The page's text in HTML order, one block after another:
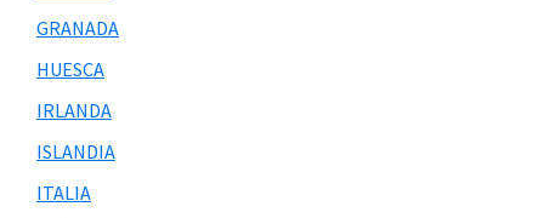
GRANADA
HUESCA
IRLANDA
ISLANDIA
ITALIA